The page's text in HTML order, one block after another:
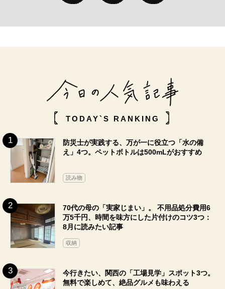
TODAY`S RANKING
防災士が実践する、万が一に役立つ「水の備
え」4つ。ペットボトルは500mLがおすすめ
読み物
70代の母の「実家じまい」。 不用品処分費用6
万5千円、時間を味方にした片付けのコツ3つ：
8月に読みたい記事
収納
今行きたい、関西の「工場見学」スポット3つ。
無料で楽しめて、絶品グルメも味わえる